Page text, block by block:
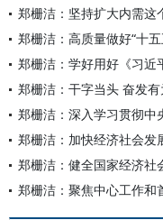
郑栅洁：坚持扩大内需这
郑栅洁：高质量做好“十
郑栅洁：学好用好《习近
郑栅洁：加快经济社会发
郑栅洁：健全国家经济社
郑栅洁：聚焦中心工作和